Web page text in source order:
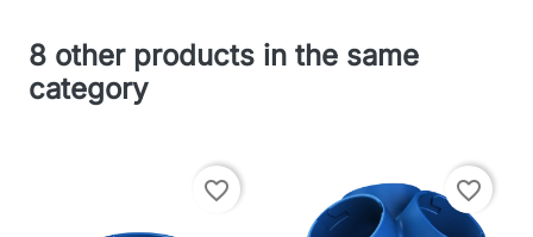
8 other products in the same
category
favorite_border favorite_border